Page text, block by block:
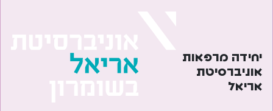
יחידה מרפאות
אוניברסיטת
אריאל